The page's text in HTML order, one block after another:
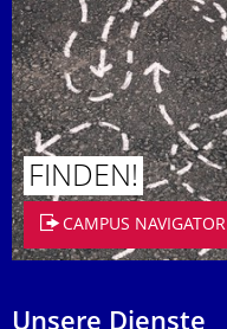
FINDEN!
CAMPUS NAVIGATOR
Unsere Dienste